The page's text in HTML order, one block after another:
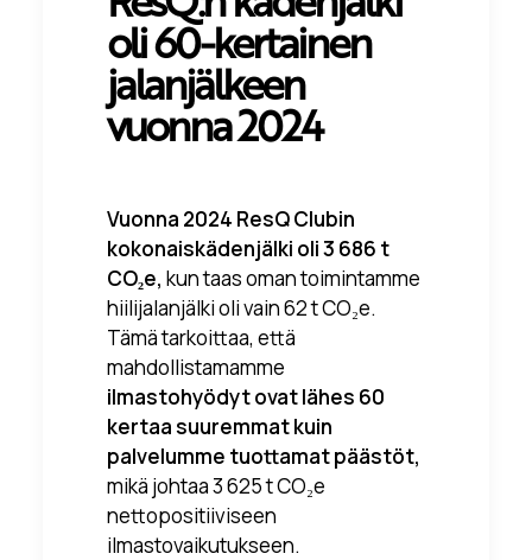
oli 60-kertainen
jalanjälkeen
vuonna 2024
Vuonna 2024 ResQ Clubin
kokonaiskädenjälki oli 3 686 t
CO₂e, kun taas oman toimintamme
hiilijalanjälki oli vain 62 t CO₂e.
Tämä tarkoittaa, että
mahdollistamamme
ilmastohyödyt ovat lähes 60
kertaa suuremmatkuin
palvelumme tuottamat päästöt,
mikä johtaa 3 625 t CO₂e
nettopositiiviseen
ilmastovaikutukseen.